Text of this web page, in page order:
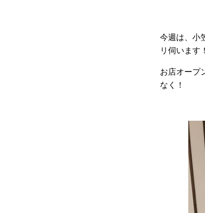
今週は、小
リ伺います！
お店オープ
なく！